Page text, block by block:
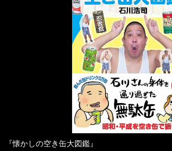
『懐かしの空き缶大図鑑』